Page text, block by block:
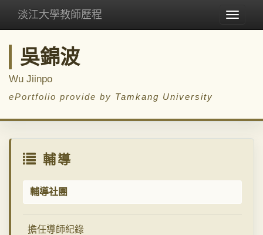
Toggle
淡江大學教師歷程
吳錦波
Wu Jiinpo
ePortfolio provide by Tamkang University
輔導
輔導社團
擔任導師紀錄